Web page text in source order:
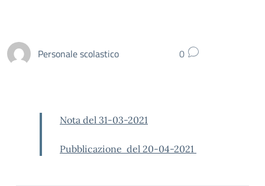
Personale scolastico 0
Nota del 31-03-2021
Pubblicazione del 20-04-2021